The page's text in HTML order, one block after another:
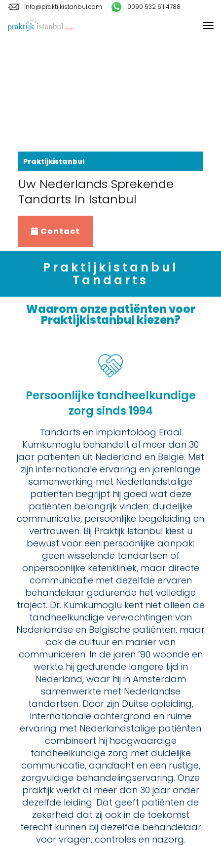
info@praktijkistanbul.com 0090 532 611 4788
Praktijkistanbul
Uw Nederlands Sprekende
Tandarts In Istanbul
Contact
Praktijkistanbul
Tandarts
Waarom onze patiënten voor
Praktijkistanbul kiezen?
Persoonlijke tandheelkundige
zorg sinds 1994
Tandarts en implantoloog Erdal
Kumkumoglu behandelt al meer dan 30
jaar patiënten uit Nederland en België. Met
zijn internationale ervaring en jarenlange
samenwerking met Nederlandstalige
patiënten begrijpt hij goed wat deze
patiënten belangrijk vinden: duidelijke
communicatie, persoonlijke begeleiding en
vertrouwen. Bij Praktijk Istanbul kiest u
bewust voor een persoonlijke aanpak:
geen wisselende tandartsen of
onpersoonlijke ketenkliniek, maar directe
communicatie met dezelfde ervaren
behandelaar gedurende het volledige
traject. Dr. Kumkumoglu kent niet alleen de
tandheelkundige verwachtingen van
Nederlandse en Belgische patiënten, maar
ook de cultuur en manier van
communiceren. In de jaren ’90 woonde en
werkte hij gedurende langere tijd in
Nederland, waar hij in Amsterdam
samenwerkte met Nederlandse
tandartsen. Door zijn Duitse opleiding,
internationale achtergrond en ruime
ervaring met Nederlandstalige patiënten
combineert hij hoogwaardige
tandheelkundige zorg met duidelijke
communicatie, aandacht en een rustige,
zorgvuldige behandelingservaring. Onze
praktijk werkt al meer dan 30 jaar onder
dezelfde leiding. Dat geeft patiënten de
zekerheid dat zij ook in de toekomst
terecht kunnen bij dezelfde behandelaar
voor vragen, controles en nazorg.